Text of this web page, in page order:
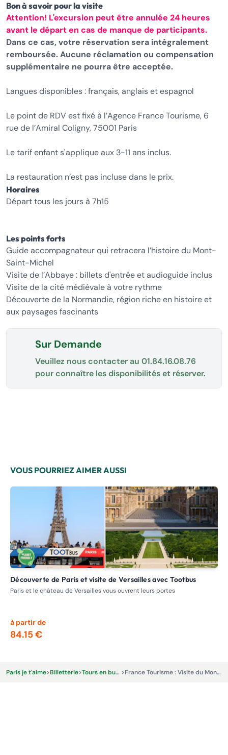
Bon à savoir pour la visite
Attention! L'excursion peut être annulée 24 heures
avant le départ en cas de manque de participants.
Dans ce cas, votre réservation sera intégralement
remboursée. Aucune réclamation ou compensation
supplémentaire ne pourra être acceptée.
Langues disponibles : français, anglais et espagnol
Le point de RDV est fixé à l’Agence France Tourisme, 6
rue de l’Amiral Coligny, 75001 Paris
Le tarif enfant s'applique aux 3-11 ans inclus.
La restauration n’est pas incluse dans le prix.
Horaires
Départ tous les jours à 7h15
Les points forts
Guide accompagnateur qui retracera l’histoire du Mont-
Saint-Michel
Visite de l’Abbaye : billets d'entrée et audioguide inclus
Visite de la cité médiévale à votre rythme
Découverte de la Normandie, région riche en histoire et
aux paysages fascinants
Sur Demande
Veuillez nous contacter au 01.84.16.08.76
pour connaître les disponibilités et réserver.
VOUS POURRIEZ AIMER AUSSI
Découverte de Paris et visite de Versailles avec Tootbus
Paris et le château de Versailles vous ouvrent leurs portes
à partir de
84.15 €
Paris je t'aime>Billetterie> Tours en bus et Excursions > France Tourisme : Visite du Mont-Saint-Michel au départ de Paris